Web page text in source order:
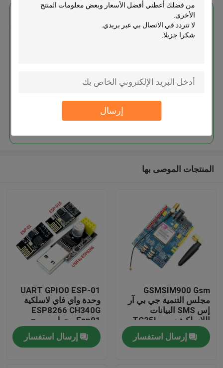
إرسال
الصفحة الرئيسية
منتجات
استمر
المنتجات الموصى بها
GSMSIM900 Gsm
مجلس التنمية جي بي آر
إس SMS البيانات
اللاسلكية سوبر TC35I
إرسال استفسار
UART GPIO0 ESP-01
وحدة واي فاي لاسلكية
ESP8266 CH340G
Esp01 محول مبرمج
إرسال استفسار